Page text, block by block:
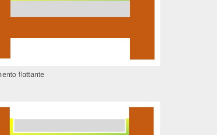
flottante